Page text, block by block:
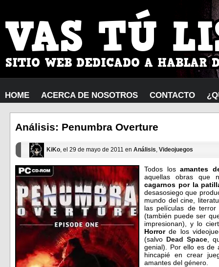
HOME ACERCA DE NOSOTROS CONTACTO
Análisis: Penumbra Overture
KiKo, el 29 de mayo de 2011 en Análisis, Videojuegos
Todos losamantes
aquellas obras que
cagarnos por la
desasosiego que
mundo del cine,
las películas de
(también puede ser
impresionan), y lo
Horrorde los
(salvo Dead Space ,
genial). Por ello es de
hincapié en crear
amantes del género.